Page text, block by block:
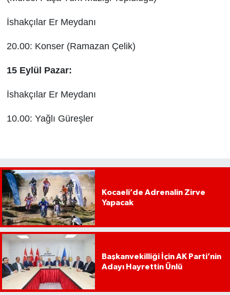
İshakçılar Er Meydanı
20.00: Konser (Ramazan Çelik)
15 Eylül Pazar:
İshakçılar Er Meydanı
10.00: Yağlı Güreşler
Kocaeli’de Adrenalin Zirve
Yapacak
Başkanvekilliği İçin AK Parti’nin
Adayı Hayrettin Ünlü